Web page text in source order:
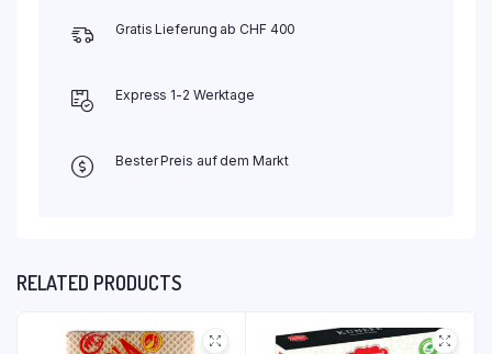
Gratis Lieferung ab CHF 400
Express 1-2 Werktage
Bester Preis auf dem Markt
RELATED PRODUCTS